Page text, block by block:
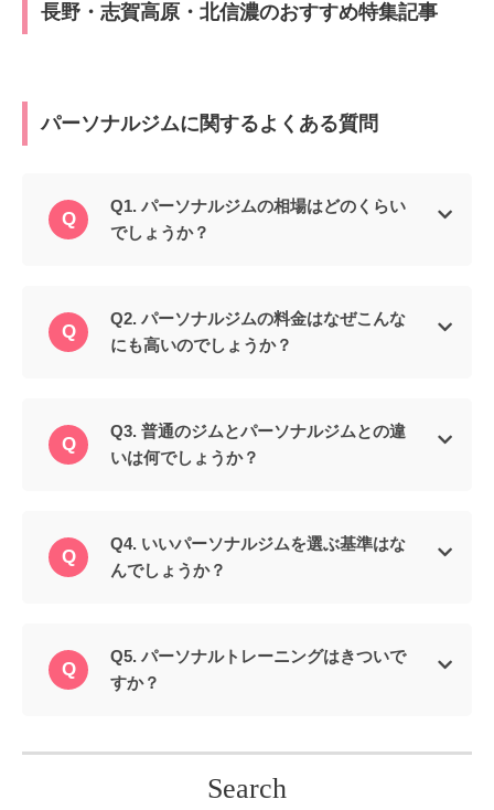
長野・志賀高原・北信濃のおすすめ特集記事
パーソナルジムに関するよくある質問
Q1. パーソナルジムの相場はどのくらい
でしょうか？
Q2. パーソナルジムの料金はなぜこんな
にも高いのでしょうか？
Q3. 普通のジムとパーソナルジムとの違
いは何でしょうか？
Q4. いいパーソナルジムを選ぶ基準はな
んでしょうか？
Q5. パーソナルトレーニングはきついで
すか？
Search